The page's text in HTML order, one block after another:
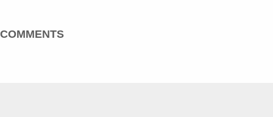
COMMENTS